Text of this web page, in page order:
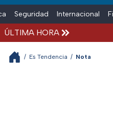
Seguridad Internacional
ÚLTIMA HORA
/ Es Tendencia / Nota